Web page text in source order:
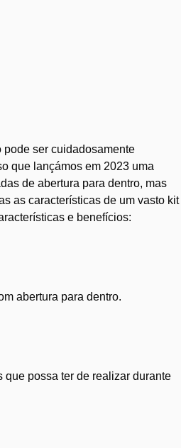
ser cuidadosamente
que lançámos em 2023 uma
de abertura para dentro, mas
as características de um vasto kit
e benefícios:
abertura para dentro.
possa ter de realizar durante